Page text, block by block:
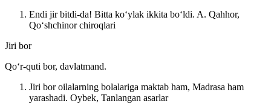
Endi jir bitdi-da! Bitta koʻylak ikkita boʻldi. A. Qahhor,
Qoʻshchinor chiroqlari
Jiri bor
Qoʻr-quti bor, davlatmand.
Jiri bor oilalarning bolalariga maktab ham, Madrasa ham
yarashadi. Oybek, Tanlangan asarlar